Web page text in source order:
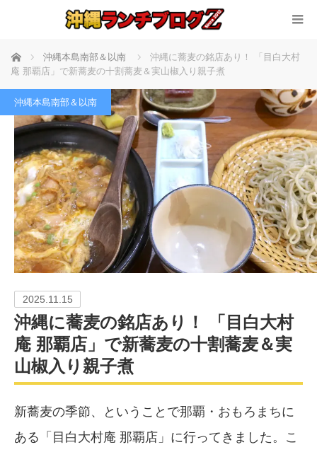
ホーム 沖縄本島南部＆以南
沖縄に蕎麦の銘店あり！ 「目白大村
庵 那覇店」で新蕎麦の十割蕎麦＆実山椒入り親子煮
沖縄本島南部＆以南
2025.11.15
沖縄に蕎麦の銘店あり！ 「目白大村
庵 那覇店」で新蕎麦の十割蕎麦＆実
山椒入り親子煮
新蕎麦の季節、ということで那覇・おもろまちに
ある「目白大村庵 那覇店」に行ってきました。こ